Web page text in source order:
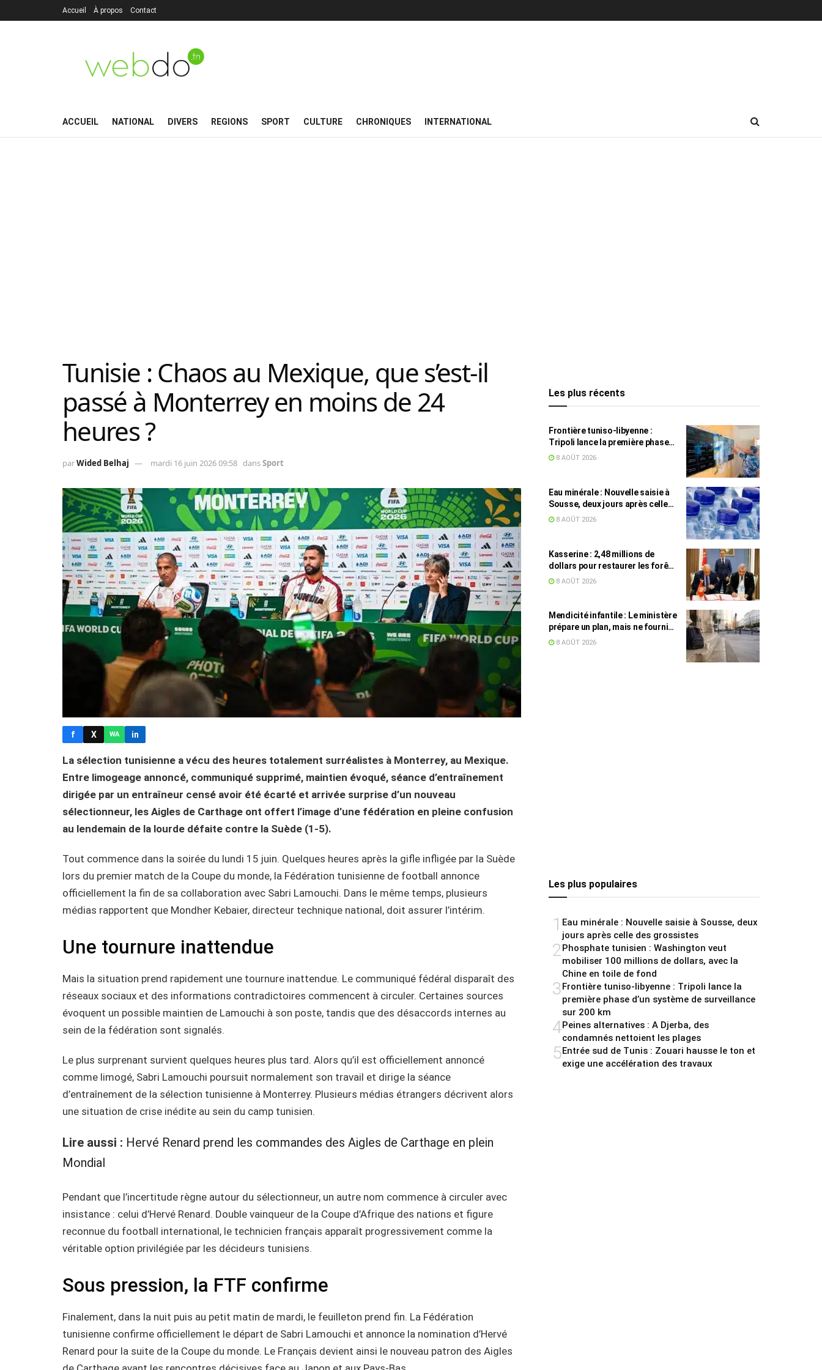
Accueil À propos Contact
ACCUEIL NATIONAL DIVERS REGIONS SPORT CULTURE CHRONIQUES INTERNATIONAL
Tunisie : Chaos au Mexique, que s’est-il
passé à Monterrey en moins de 24
heures ?
parWided Belhaj mardi 16 juin 2026 09:58 dansSport
f X WA in
La sélection tunisienne a vécu des heures totalement surréalistes à Monterrey, au Mexique.
Entre limogeage annoncé, communiqué supprimé, maintien évoqué, séance d’entraînement
dirigée par un entraîneur censé avoir été écarté et arrivée surprise d’un nouveau
sélectionneur, les Aigles de Carthage ont offert l’image d’une fédération en pleine confusion
au lendemain de la lourde défaite contre la Suède (1-5).
Tout commence dans la soirée du lundi 15 juin. Quelques heures après la gifle infligée par la Suède
lors du premier match de la Coupe du monde, la Fédération tunisienne de football annonce
officiellement la fin de sa collaboration avec Sabri Lamouchi. Dans le même temps, plusieurs
médias rapportent que Mondher Kebaier, directeur technique national, doit assurer l’intérim.
Une tournure inattendue
Mais la situation prend rapidement une tournure inattendue. Le communiqué fédéral disparaît des
réseaux sociaux et des informations contradictoires commencent à circuler. Certaines sources
évoquent un possible maintien de Lamouchi à son poste, tandis que des désaccords internes au
sein de la fédération sont signalés.
Le plus surprenant survient quelques heures plus tard. Alors qu’il est officiellement annoncé
comme limogé, Sabri Lamouchi poursuit normalement son travail et dirige la séance
d’entraînement de la sélection tunisienne à Monterrey. Plusieurs médias étrangers décrivent alors
une situation de crise inédite au sein du camp tunisien.
Lire aussi : Hervé Renard prend les commandes des Aigles de Carthage en plein
Mondial
Pendant que l’incertitude règne autour du sélectionneur, un autre nom commence à circuler avec
insistance : celui d’Hervé Renard. Double vainqueur de la Coupe d’Afrique des nations et figure
reconnue du football international, le technicien français apparaît progressivement comme la
véritable option privilégiée par les décideurs tunisiens.
Sous pression, la FTF confirme
Finalement, dans la nuit puis au petit matin de mardi, le feuilleton prend fin. La Fédération
tunisienne confirme officiellement le départ de Sabri Lamouchi et annonce la nomination d’Hervé
Renard pour la suite de la Coupe du monde. Le Français devient ainsi le nouveau patron des Aigles
Les plus récents
Frontière tuniso-libyenne :
Tripoli lance la première phase
d’un système de surveillance sur
8 AOÛT 2026
Eau minérale : Nouvelle saisie à
Sousse, deux jours après celle
des grossistes
8 AOÛT 2026
Kasserine : 2,48 millions de
dollars pour restaurer les forêts
de pin d’Alep
8 AOÛT 2026
Mendicité infantile : Le ministère
prépare un plan, mais ne fournit
toujours aucun chiffre
8 AOÛT 2026
Les plus populaires
1 Eau minérale : Nouvelle saisie à Sousse, deux
jours après celle des grossistes
2Phosphate tunisien : Washington veut
mobiliser 100 millions de dollars, avec la
Chine en toile de fond
3Frontière tuniso-libyenne : Tripoli lance la
première phase d’un système de surveillance
sur 200 km
4Peines alternatives : A Djerba, des
condamnés nettoient les plages
5Entrée sud de Tunis : Zouari hausse le ton et
exige une accélération des travaux